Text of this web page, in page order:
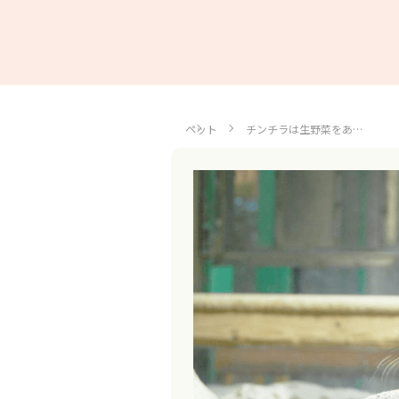
ペット チンチラは生野菜をあ…